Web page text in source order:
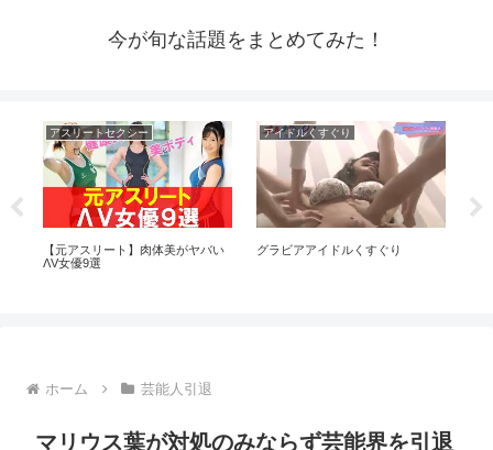
今が旬な話題をまとめてみた！
アスリートセクシー
【元アスリート】肉体美がヤバい
ΛV女優9選
アイドルくすぐり
グラビアアイドルくすぐり
ホーム 芸能人引退
マリウス葉が対処のみならず芸能界を引退